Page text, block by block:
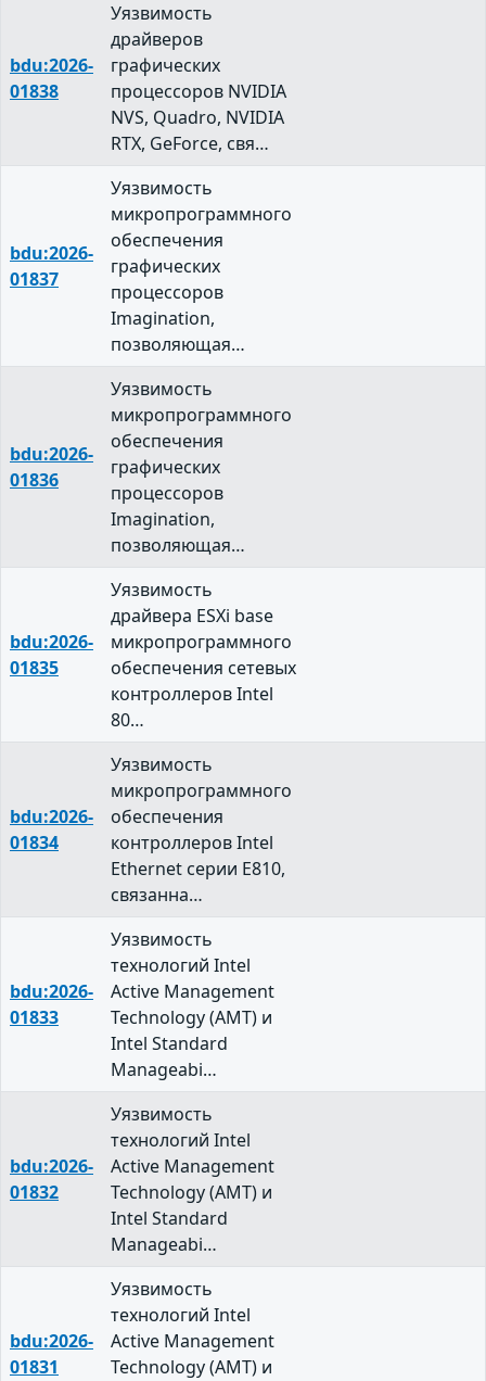
bdu:2026-
01838
Уязвимость
драйверов
графических
процессоров NVIDIA
NVS, Quadro, NVIDIA
RTX, GeForce, свя…
bdu:2026-
01837
Уязвимость
микропрограммного
обеспечения
графических
процессоров
Imagination,
позволяющая…
bdu:2026-
01836
Уязвимость
микропрограммного
обеспечения
графических
процессоров
Imagination,
позволяющая…
bdu:2026-
01835
Уязвимость
драйвера ESXi base
микропрограммного
обеспечения сетевых
контроллеров Intel
80…
bdu:2026-
01834
Уязвимость
микропрограммного
обеспечения
контроллеров Intel
Ethernet серии E810,
связанна…
bdu:2026-
01833
Уязвимость
технологий Intel
Active Management
Technology (AMT) и
Intel Standard
Manageabi…
bdu:2026-
01832
Уязвимость
технологий Intel
Active Management
Technology (AMT) и
Intel Standard
Manageabi…
bdu:2026-
01831
Уязвимость
технологий Intel
Active Management
Technology (AMT) и